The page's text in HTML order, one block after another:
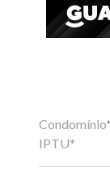
Condomínio*
IPTU*